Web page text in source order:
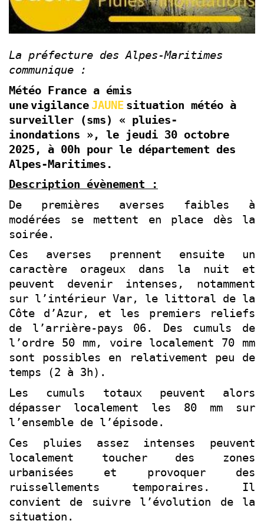
La préfecture des Alpes-Maritimes
communique :
Météo France a émis
unevigilance JAUNE situation météo à
surveiller (sms) « pluies-
inondations », le jeudi 30 octobre
2025, à 00h pour le département des
Alpes-Maritimes.
Description évènement :
De premières averses faibles à
modérées se mettent en place dès la
soirée.
Ces averses prennent ensuite un
caractère orageux dans la nuit et
peuvent devenir intenses, notamment
sur l’intérieur Var, le littoral de la
Côte d’Azur, et les premiers reliefs
de l’arrière-pays 06. Des cumuls de
l’ordre 50 mm, voire localement 70 mm
sont possibles en relativement peu de
temps (2 à 3h).
Les cumuls totaux peuvent alors
dépasser localement les 80 mm sur
l’ensemble de l’épisode.
Ces pluies assez intenses peuvent
localement toucher des zones
urbanisées et provoquer des
ruissellements temporaires. Il
convient de suivre l’évolution de la
situation.